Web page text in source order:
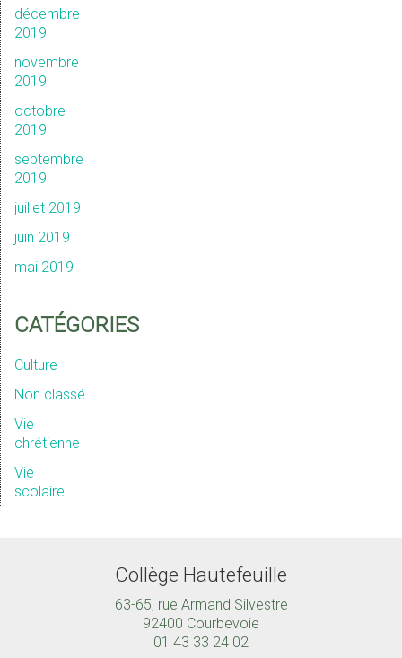
décembre
2019
novembre
2019
octobre
2019
septembre
2019
juillet 2019
juin 2019
mai 2019
CATÉGORIES
Culture
Non classé
Vie
chrétienne
Vie
scolaire
Collège Hautefeuille
63-65, rue Armand Silvestre
92400 Courbevoie
01 43 33 24 02